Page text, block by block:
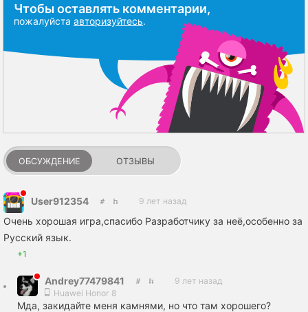
Чтобы оставлять комментарии,
пожалуйста авторизуйтесь.
ОБСУЖДЕНИЕ ОТЗЫВЫ
User912354 9 лет назад
Очень хорошая игра,спасибо Разработчику за неё,особенно за
Русский язык.
+1
Andrey77479841
9 лет назад
Huawei Honor 8
Мда, закидайте меня камнями, но что там хорошего?